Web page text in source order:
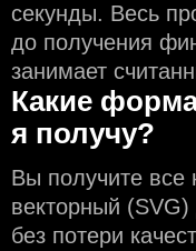
секунды. Весь
до получения
занимает
Какие
я получу?
Вы получите
векторный
без потери